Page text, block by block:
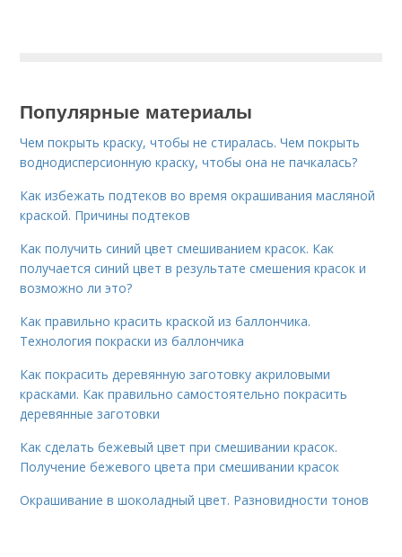
Популярные материалы
Чем покрыть краску, чтобы не стиралась. Чем покрыть
воднодисперсионную краску, чтобы она не пачкалась?
Как избежать подтеков во время окрашивания масляной
краской. Причины подтеков
Как получить синий цвет смешиванием красок. Как
получается синий цвет в результате смешения красок и
возможно ли это?
Как правильно красить краской из баллончика.
Технология покраски из баллончика
Как покрасить деревянную заготовку акриловыми
красками. Как правильно самостоятельно покрасить
деревянные заготовки
Как сделать бежевый цвет при смешивании красок.
Получение бежевого цвета при смешивании красок
Окрашивание в шоколадный цвет. Разновидности тонов